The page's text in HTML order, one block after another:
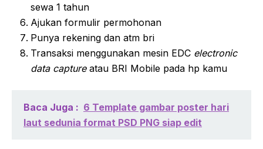
sewa 1 tahun
Ajukan formulir permohonan
Punya rekening dan atm bri
Transaksi menggunakan mesin EDC electronic
data captureatau BRI Mobile pada hp kamu
Baca Juga : 6 Template gambar poster hari
laut sedunia format PSD PNG siap edit